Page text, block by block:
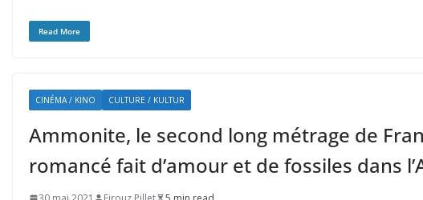
Read More
CINÉMA / KINO CULTURE / KULTUR
Ammonite, le second long métrage de
romancé fait d’amour et de fossiles dans